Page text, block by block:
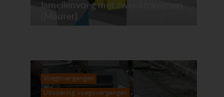
lamellenvoeg met zwenktraversen
Voegovergangen
Uitvoering voegovergangen